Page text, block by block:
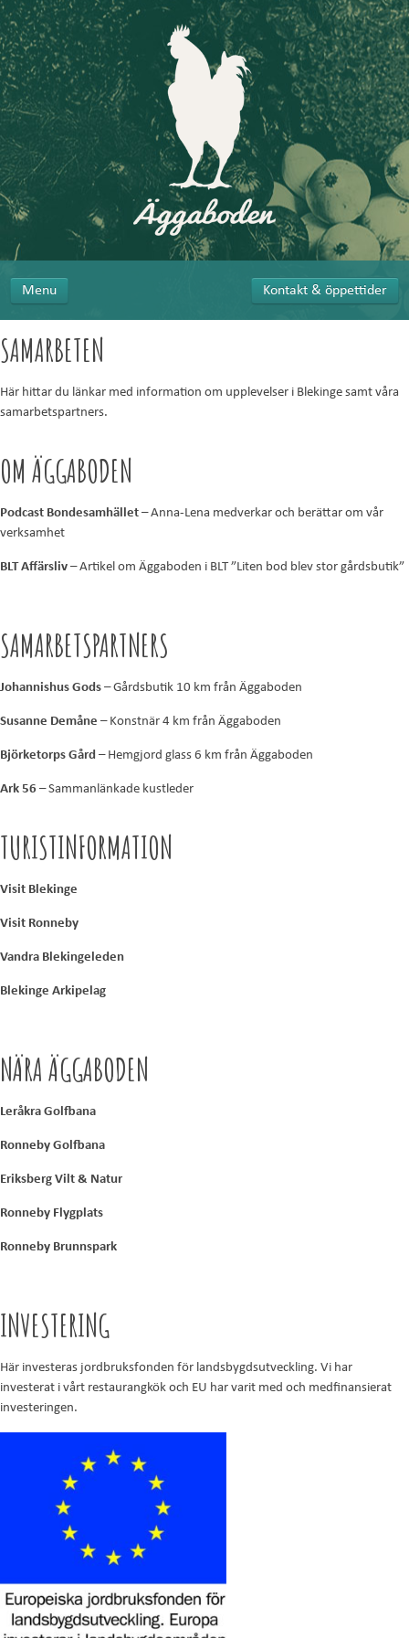
Menu Kontakt & öppettider
SAMARBETEN
Här hittar du länkar med information om upplevelser i Blekinge samt våra
samarbetspartners.
OM ÄGGABODEN
Podcast Bondesamhället – Anna-Lena medverkar och berättar om vår
verksamhet
BLT Affärsliv – Artikel om Äggaboden i BLT ”Liten bod blev stor gårdsbutik”
SAMARBETSPARTNERS
Johannishus Gods – Gårdsbutik 10 km från Äggaboden
Susanne Demåne – Konstnär 4 km från Äggaboden
Björketorps Gård – Hemgjord glass 6 km från Äggaboden
Ark 56 – Sammanlänkade kustleder
TURISTINFORMATION
Visit Blekinge
Visit Ronneby
Vandra Blekingeleden
Blekinge Arkipelag
NÄRA ÄGGABODEN
Leråkra Golfbana
Ronneby Golfbana
Eriksberg Vilt & Natur
Ronneby Flygplats
Ronneby Brunnspark
INVESTERING
Här investeras jordbruksfonden för landsbygdsutveckling. Vi har
investerat i vårt restaurangkök och EU har varit med och medfinansierat
investeringen.